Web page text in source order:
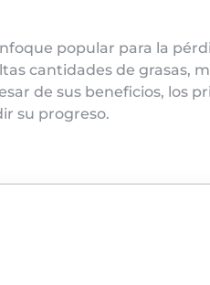
popular para la
cantidades de grasas,
de sus beneficios, los
su progreso.